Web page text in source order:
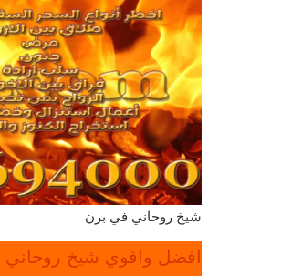
شيخ روحاني في برن
افضل واقوي شيخ روحاني